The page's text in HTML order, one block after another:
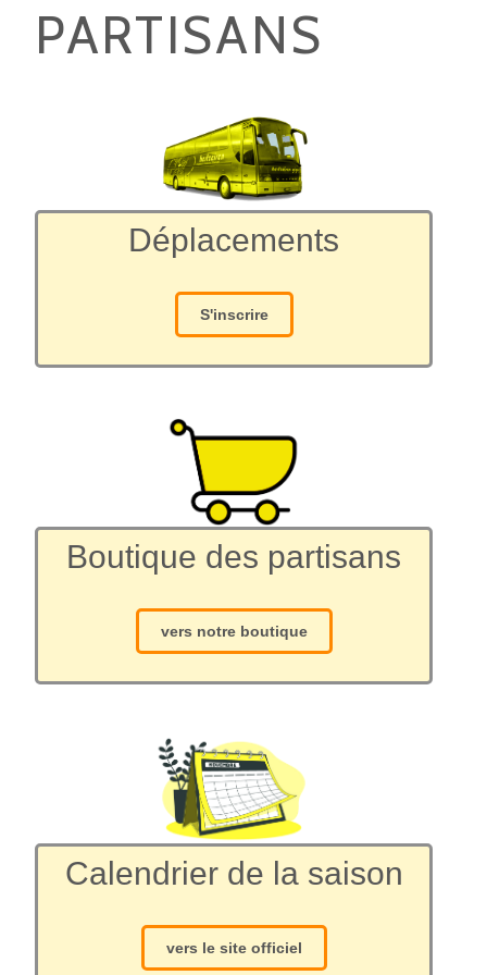
PARTISANS
Déplacements
S'inscrire
Boutique des partisans
vers notre boutique
Calendrier de la saison
vers le site officiel